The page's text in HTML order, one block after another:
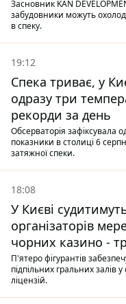
Ніконов
Засновник KAN
забудовники можуть
в спеку.
19:12
Спека триває, у
одразу три
рекорди за день
Обсерваторія зафіксувала
показники в столиці 6
затяжної спеки.
18:08
У Києві
організаторів
чорних казино -
закладів
П'ятеро фігурантів
підпільних гральних залів у
ліцензій.